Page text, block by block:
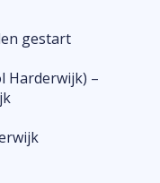
gestart
Harderwijk) –